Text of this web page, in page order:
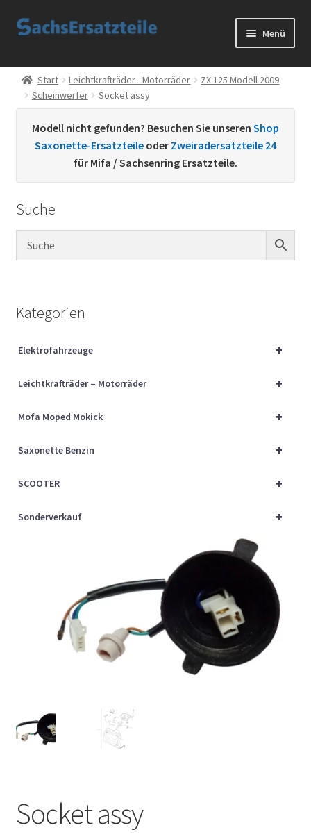
Zur
Zum
Menü
Start
AGB
Datenschutzerklärung
Kontakt
Sachs Ersatzteile
Über uns
Start Leichtkrafträder - Motorräder
ZX 125 Modell 2009
Scheinwerfer
Socket assy
Modell nicht gefunden? Besuchen Sie unseren Shop
Saxonette-Ersatzteile oder Zweiradersatzteile 24
für Mifa / Sachsenring Ersatzteile.
Suche
Kategorien
+
Elektrofahrzeuge
+
Leichtkrafträder – Motorräder
+
Mofa Moped Mokick
+
Saxonette Benzin
+
SCOOTER
+
Sonderverkauf
Socket assy